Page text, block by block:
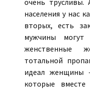
очень трусливы.
населения у нас
вторых, есть
мужчины
женственные
тотальной
идеал женщины
которые